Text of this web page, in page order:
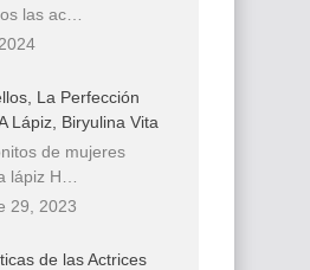
las ac…
La Perfección
Lápiz, Biryulina Vita
de mujeres
lápiz H…
29, 2023
de las Actrices